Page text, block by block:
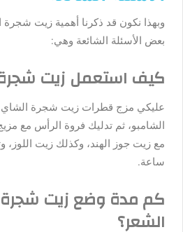
وبهذا نكون قد ذكرنا أهمية زيت
بعض الأسئلة الشائعة وهي:
كيف استعمل زيت
عليكي مزج قطرات زيت شجرة الشاي
الشامبو، ثم تدليك فروة الرأس مع
مع زيت جوز الهند، وكذلك زيت اللوز،
ساعة.
كم مدة وضع زيت
الشعر؟